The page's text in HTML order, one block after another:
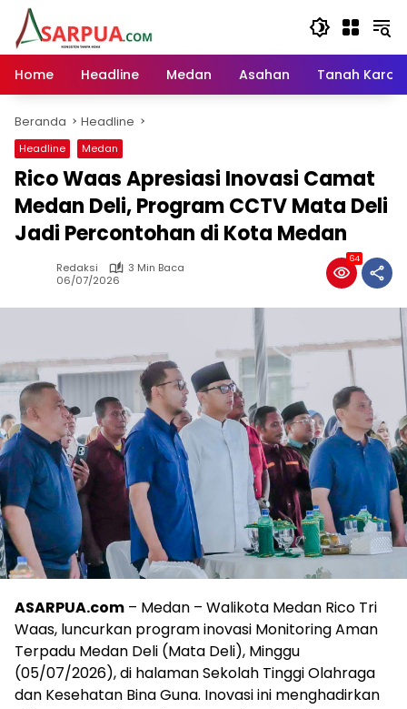
Langsung
konten
Home
Headline Medan Asahan Tanah Karo
Beranda Headline
Headline Medan
Rico Waas Apresiasi Inovasi Camat
Medan Deli, Program CCTV Mata Deli
Jadi Percontohan di Kota Medan
Redaksi
3 Min Baca
06/07/2026
64
ASARPUA.com – Medan – Walikota Medan Rico Tri
Waas, luncurkan program inovasi Monitoring Aman
Terpadu Medan Deli (Mata Deli), Minggu
(05/07/2026), di halaman Sekolah Tinggi Olahraga
dan Kesehatan Bina Guna. Inovasi ini menghadirkan